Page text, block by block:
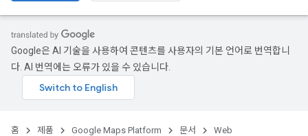
Google은 AI 기술을 사용하여 콘텐츠를 사용자의 기본 언어로 번역합니
다. AI 번역에는 오류가 있을 수 있습니다.
홈 제품 Google Maps Platform 문서
Web